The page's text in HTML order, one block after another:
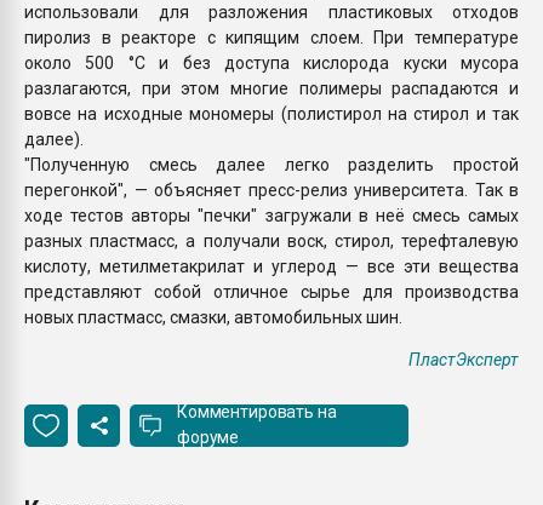
использовали для разложения пластиковых отходов
пиролиз в реакторе с кипящим слоем. При температуре
около 500 °C и без доступа кислорода куски мусора
разлагаются, при этом многие полимеры распадаются и
вовсе на исходные мономеры (полистирол на стирол и так
далее).
"Полученную смесь далее легко разделить простой
перегонкой", — объясняет пресс-релиз университета. Так в
ходе тестов авторы "печки" загружали в неё смесь самых
разных пластмасс, а получали воск, стирол, терефталевую
кислоту, метилметакрилат и углерод — все эти вещества
представляют собой отличное сырье для производства
новых пластмасс, смазки, автомобильных шин.
ПластЭксперт
Комментировать на
форуме